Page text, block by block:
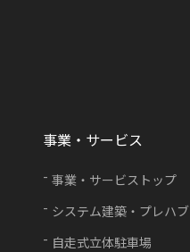
事業・サービス
事業・サービストップ
システム建築・プレハブ
自走式立体駐車場